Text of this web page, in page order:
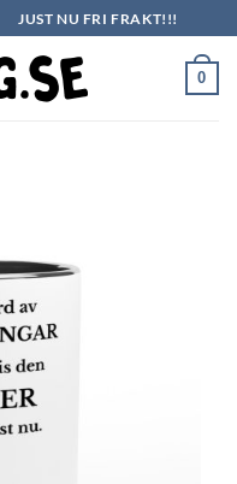
JUST NU FRI FRAKT!!!
0